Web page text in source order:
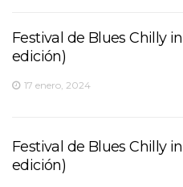
Festival de Blues Chilly
edición)
17 enero, 2024
Festival de Blues Chilly
edición)